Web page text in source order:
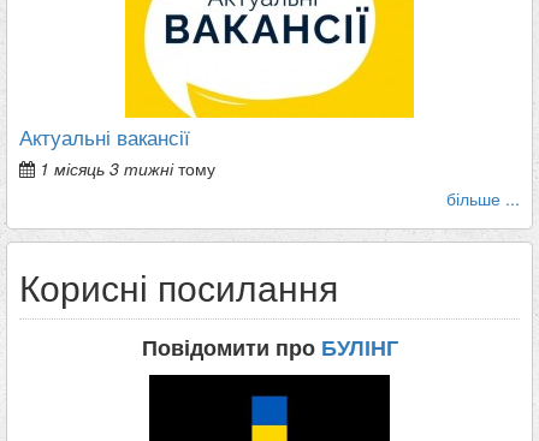
Актуальні вакансії
1 місяць 3 тижнітому
більше ...
Корисні посилання
Повідомити про БУЛІНГ